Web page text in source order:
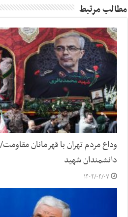
مطالب مرتبط
وداع مردم تهران با قهرمانان
دانشمندان شهید
۱۴۰۴/۰۴/۰۷